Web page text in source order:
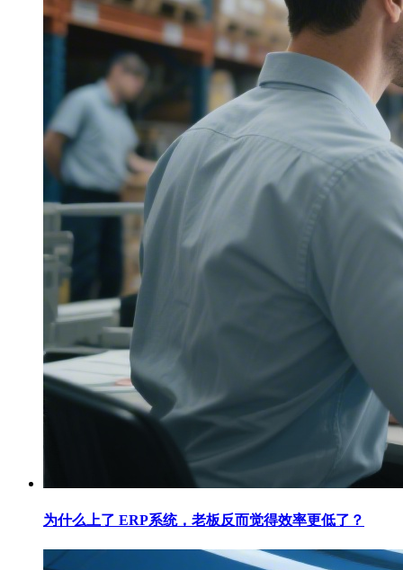
为什么上了 ERP系统，老板反而觉得效率更低了？